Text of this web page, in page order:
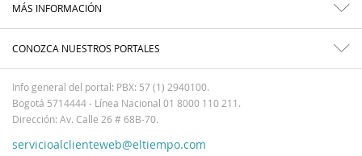
MÁS INFORMACIÓN
CONOZCA NUESTROS PORTALES
Info general del portal: PBX: 57 (1) 2940100.
Bogotá 5714444 - Línea Nacional 01 8000 110 211.
Dirección: Av. Calle 26 # 68B-70.
servicioalclienteweb@eltiempo.com